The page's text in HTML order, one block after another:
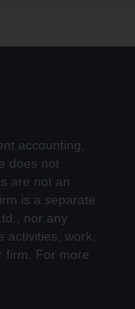
accounting,
does not
are not an
is a separate
nor any
activities, work,
firm. For more